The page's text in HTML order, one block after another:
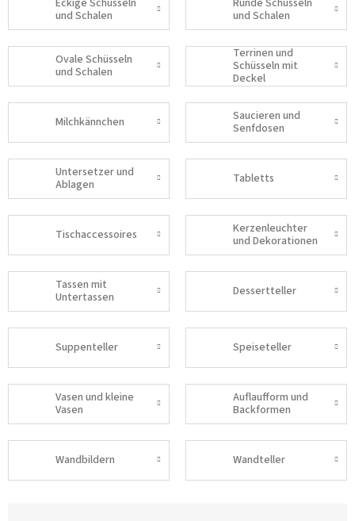
Eckige Schüsseln
und Schalen
Runde Schüsseln
und Schalen
Ovale Schüsseln
und Schalen
Terrinen und
Schüsseln mit
Deckel
Milchkännchen
Saucieren und
Senfdosen
Untersetzer und
Ablagen
Tabletts
Tischaccessoires
Kerzenleuchter
und Dekorationen
Tassen mit
Untertassen
Dessertteller
Suppenteller Speiseteller
Vasen und kleine
Vasen
Auflaufform und
Backformen
Wandbildern Wandteller